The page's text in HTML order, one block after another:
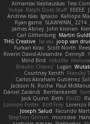
Almantas Vasiliauskas Tess
Yuliya Ralph Does Stuff EEEEE
Andrew Islas Ignacio Kalliope
Ryan game SLAWWNN_ 2214
James Abney John kivinen
Carl Glittenberg Martin
THG Creative lia wu joop van
Furkan Kirac Scott North
Riverin David-Alexandre DennyB
Mind Bird
robzilla
Braulio Chavez
Logan
Courtney Xenith Francky
Carlos Abraham Gutiérrez
Jackson N. Rocha Paul
Dániel Zarándi BenYanken69
Jack Quinn Beth Ebi3D
Lonnon Foster Rolf Frey Lorenzo
Joseph Salud
Facundo
Stephen Grimm
microdee